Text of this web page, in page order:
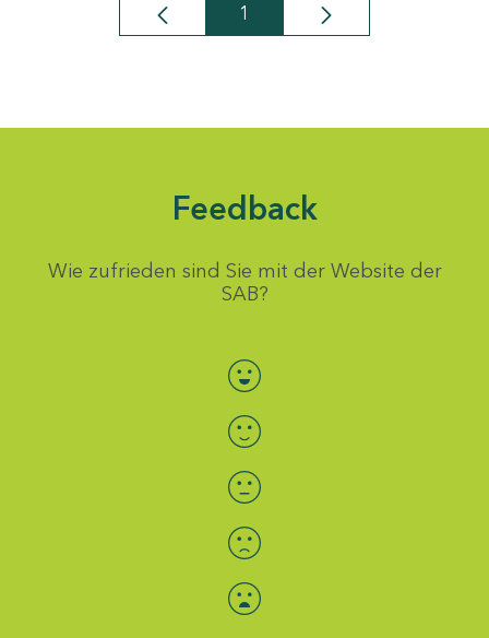
Seite
1
Feedback
Wie zufrieden sind Sie mit der Website der
SAB?
Bewertung auswählen